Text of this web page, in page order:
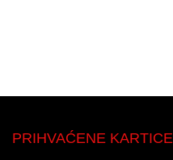
PRIHVAĆENE KARTICE